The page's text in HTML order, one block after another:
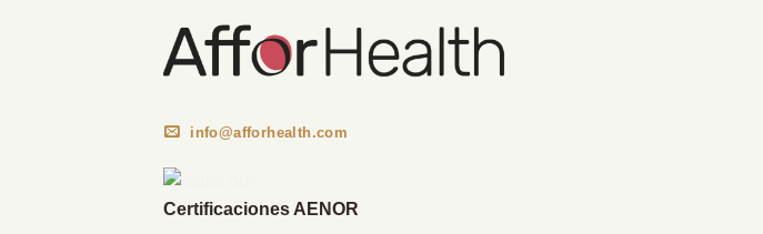
info@afforhealth.com
Certificaciones AENOR